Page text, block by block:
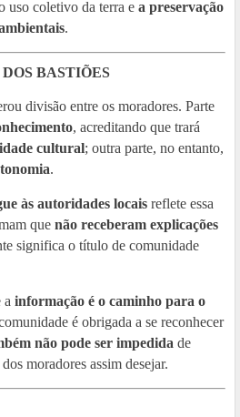
uso coletivo da terra e a preservação
.
BASTIÕES
divisão entre os moradores. Parte
, acreditando que trará
cultural; outra parte, no entanto,
.
às autoridades locais reflete essa
que não receberam explicações
significa o título de comunidade
a informação é o caminho para o
é obrigada a se reconhecer
não pode ser impedida de
moradores assim desejar.